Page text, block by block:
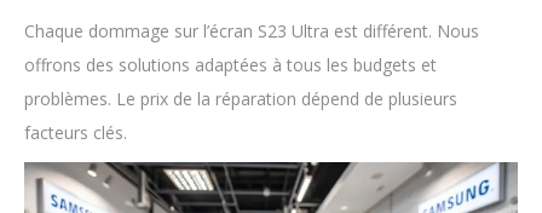
Chaque dommage sur l’écran S23 Ultra est différent. Nous
offrons des solutions adaptées à tous les budgets et
problèmes. Le prix de la réparation dépend de plusieurs
facteurs clés.